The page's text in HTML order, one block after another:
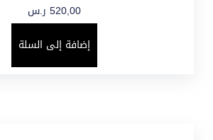
520,00 ر.س
إضافة إلى السلة